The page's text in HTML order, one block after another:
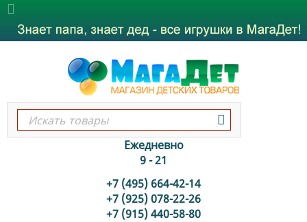
Ежедневно
9 - 21
+7 (495) 664-42-14
+7 (925) 078-22-26
+7 (915) 440-58-80